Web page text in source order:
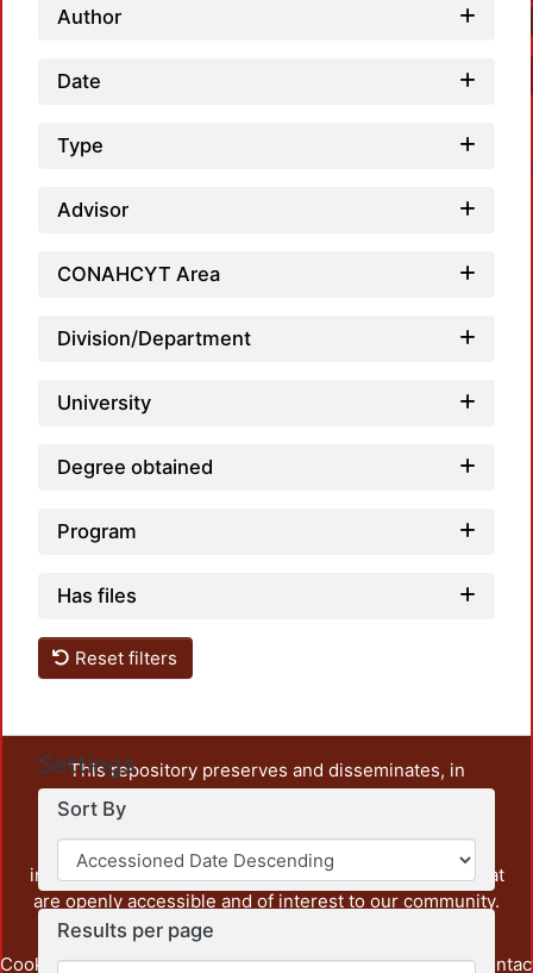
Author
Date
Type
Advisor
CONAHCYT Area
Division/Department
University
Degree obtained
Program
Has files
Reset filters
Settings
Sort By
Results per page
This repository preserves and disseminates, in
unrestricted open access, the teaching and research
output of UAM Azcapotzalco. It also includes some
administrative and graphic documents from the
institution, as well as content from other institutions that
are openly accessible and of interest to our community.
Cookie Privacy End User Send